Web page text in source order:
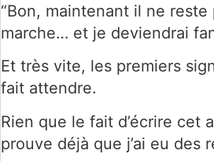
“Bon, maintenant il ne reste
marche… et je deviendrai
Et très vite, les premiers
fait attendre.
Rien que le fait d’écrire cet
prouve déjà que j’ai eu des